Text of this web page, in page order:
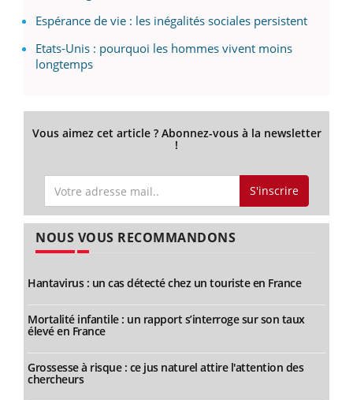
Espérance de vie : les inégalités sociales persistent
Etats-Unis : pourquoi les hommes vivent moins
longtemps
Vous aimez cet article ? Abonnez-vous à la newsletter
!
S'inscrire
NOUS VOUS RECOMMANDONS
Hantavirus : un cas détecté chez un touriste en France
Mortalité infantile : un rapport s’interroge sur son taux
élevé en France
Grossesse à risque : ce jus naturel attire l'attention des
chercheurs